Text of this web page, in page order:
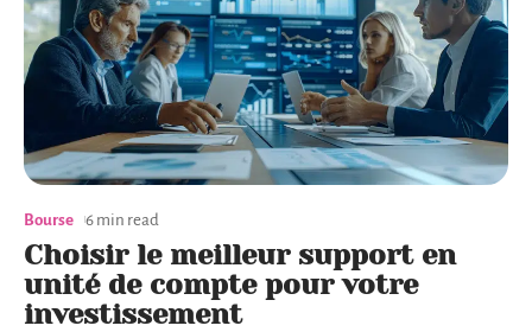
Bourse 6 min read
Choisir le meilleur support en
unité de compte pour votre
investissement